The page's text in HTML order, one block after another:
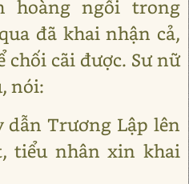
hoàng ngồi trong
đã khai nhận cả,
cãi được. Sư nữ
nói:
Trương Lập lên
tiểu nhân xin khai